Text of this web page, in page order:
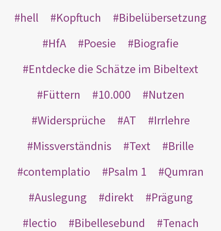
hell
Kopftuch
Bibelübersetzung
HfA
Poesie
Biografie
Entdecke die Schätze im Bibeltext
Füttern
10.000
Nutzen
Widersprüche
AT
Irrlehre
Missverständnis
Text
Brille
contemplatio
Psalm 1
Qumran
Auslegung
direkt
Prägung
lectio
Bibellesebund
Tenach